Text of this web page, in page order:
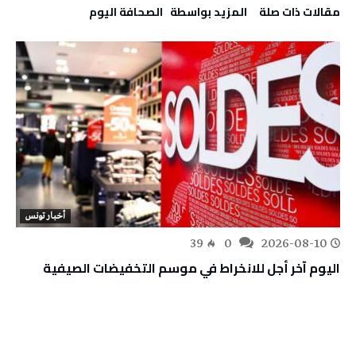
‫مقالات ذات صلة‬ ‫‫المزيد بواسطة‬ ‬ ‭ ‬الصحافة‭ ‬اليوم
أخبار تونس
2026-08-10
39
اليوم آخر أجل للانخراط في موسم التخفيضات الصيفية